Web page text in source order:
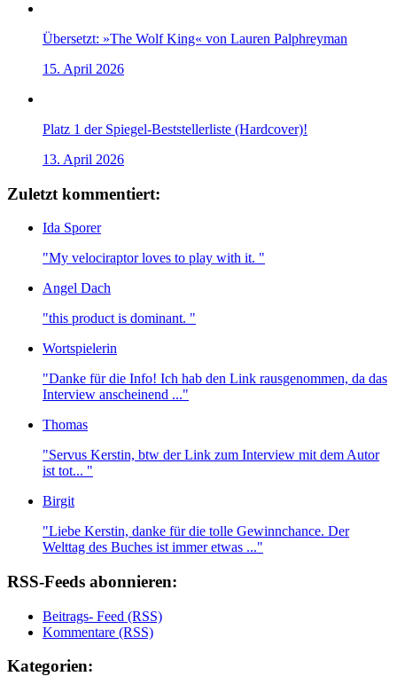
Übersetzt: »The Wolf King« von Lauren Palphreyman
15. April 2026
Platz 1 der Spiegel-Beststellerliste (Hardcover)!
13. April 2026
Zuletzt kommentiert:
Ida Sporer
"My velociraptor loves to play with it. "
Angel Dach
"this product is dominant. "
Wortspielerin
"Danke für die Info! Ich hab den Link rausgenommen, da das
Interview anscheinend ..."
Thomas
"Servus Kerstin, btw der Link zum Interview mit dem Autor
ist tot... "
Birgit
"Liebe Kerstin, danke für die tolle Gewinnchance. Der
Welttag des Buches ist immer etwas ..."
RSS-Feeds abonnieren:
Beitrags- Feed (RSS)
Kommentare (RSS)
Kategorien: